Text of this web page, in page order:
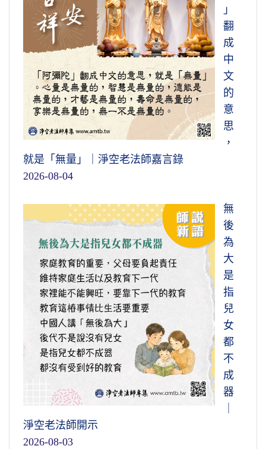
」
翻
成
中
文
的
意
思
，
就是「無量」｜淨空老法師嘉言錄
2026-08-04
無
後
為
大
是
指
兒
女
都
不
成
器
淨空老法師開示
2026-08-03